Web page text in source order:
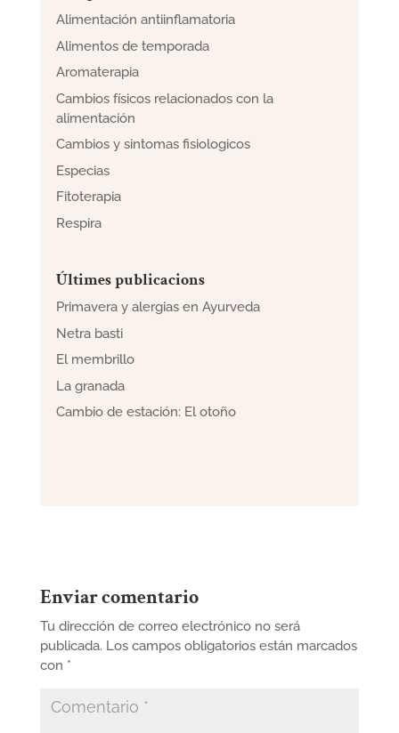
Alimentación antiinflamatoria
Alimentos de temporada
Aromaterapia
Cambios físicos relacionados con la
alimentación
Cambios y sintomas fisiologicos
Especias
Fitoterapia
Respira
Últimes publicacions
Primavera y alergias en Ayurveda
Netra basti
El membrillo
La granada
Cambio de estación: El otoño
Enviar comentario
Tu dirección de correo electrónico no será
publicada. Los campos obligatorios están marcados
con *